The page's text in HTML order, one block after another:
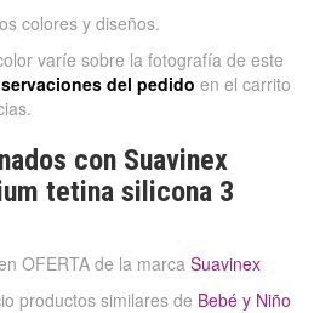
colores y diseños.
varíe sobre la fotografía de este
del pedido en el carrito
con Suavinex
tetina silicona 3
OFERTA de la marca Suavinex
productos similares de Bebé y Niño